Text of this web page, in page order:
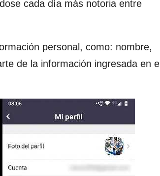
cada día más notoria entre
personal, como: nombre,
de la información ingresada en el